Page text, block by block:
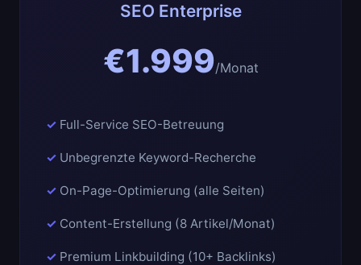
SEO Enterprise
€1.999/Monat
Full-Service SEO-Betreuung
Unbegrenzte Keyword-Recherche
On-Page-Optimierung (alle Seiten)
Content-Erstellung (8 Artikel/Monat)
Premium Linkbuilding (10+ Backlinks)